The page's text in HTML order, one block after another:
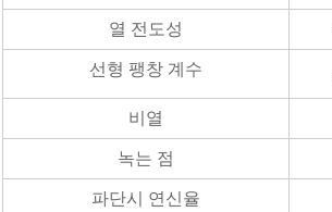
열 전도성
선형 팽창 계수
비열
녹는 점
파단시 연신율